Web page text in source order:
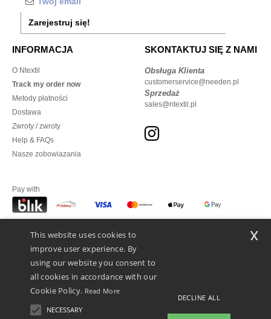
Zarejestruj się!
INFORMACJA
O Ntextil
Track my order now
Metody płatności
Dostawa
Zwroty / zwroty
Help & FAQs
Nasze zobowiazania
SKONTAKTUJ SIĘ Z NAMI
Obsługa Klienta
customerservice@needen.pl
Sprzedaż
sales@ntextil.pl
Pay with
We ship with
This website uses cookies to
improve user experience. By
using our website you consent to
all cookies in accordance with our
Cookie Policy. Read More
NECESSARY
DECLINE ALL
x